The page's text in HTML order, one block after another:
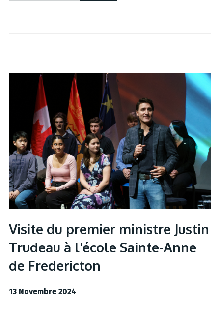
Visite du premier ministre Justin
Trudeau à l'école Sainte-Anne
de Fredericton
13 Novembre 2024